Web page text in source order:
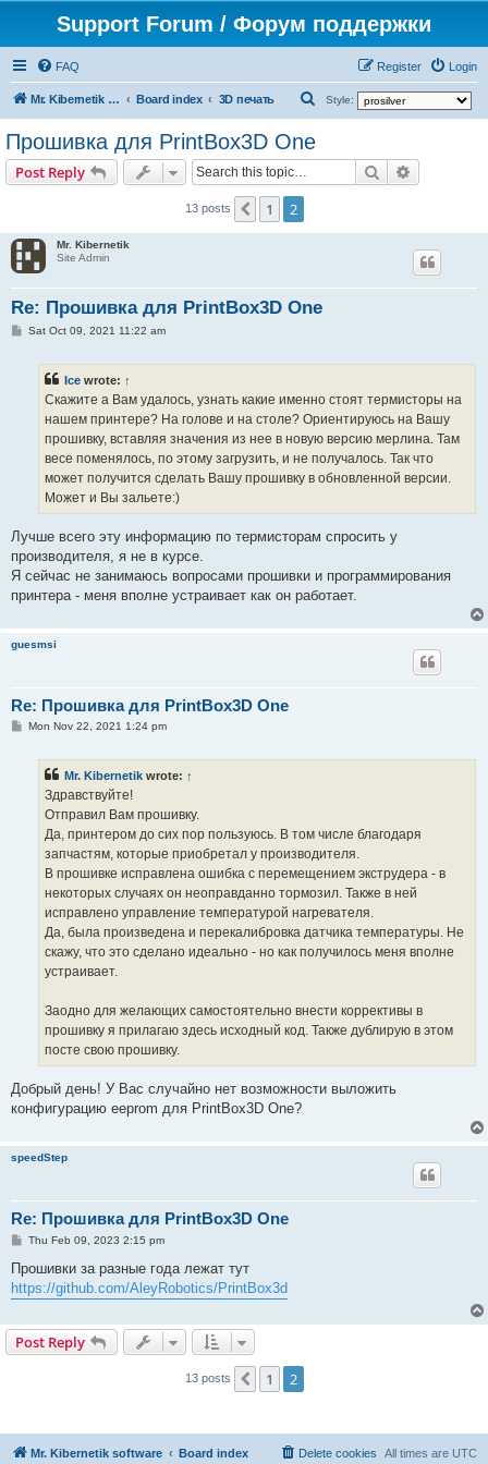
Support Forum / Форум поддержки
FAQ Login
Register
Mr. Kibernetik software Board index 3D печать Style:
Прошивка для PrintBox3D One
Post Reply Search
13 posts Previous
1 2
Mr. Kibernetik
Site Admin
Re: Прошивка для PrintBox3D One
PSat Oct 09, 2021 11:22 am
Ice wrote: ↑
Скажите а Вам удалось, узнать какие именно стоят термисторы на
нашем принтере? На голове и на столе? Ориентируюсь на Вашу
прошивку, вставляя значения из нее в новую версию мерлина. Там
весе поменялось, по этому загрузить, и не получалось. Так что
может получится сделать Вашу прошивку в обновленной версии.
Может и Вы зальете:)
Лучше всего эту информацию по термисторам спросить у
производителя, я не в курсе.
Я сейчас не занимаюсь вопросами прошивки и программирования
принтера - меня вполне устраивает как он работает.
guesmsi
Re: Прошивка для PrintBox3D One
PMon Nov 22, 2021 1:24 pm
Mr. Kibernetik wrote: ↑
Здравствуйте!
Отправил Вам прошивку.
Да, принтером до сих пор пользуюсь. В том числе благодаря
запчастям, которые приобретал у производителя.
В прошивке исправлена ошибка с перемещением экструдера - в
некоторых случаях он неоправданно тормозил. Также в ней
исправлено управление температурой нагревателя.
Да, была произведена и перекалибровка датчика температуры. Не
скажу, что это сделано идеально - но как получилось меня вполне
устраивает.
Заодно для желающих самостоятельно внести коррективы в
прошивку я прилагаю здесь исходный код. Также дублирую в этом
посте свою прошивку.
Добрый день! У Вас случайно нет возможности выложить
конфигурацию eeprom для PrintBox3D One?
speedStep
Re: Прошивка для PrintBox3D One
P
s
Thu Feb 09, 2023 2:15 pm
Прошивки за разные года лежат тут
https://github.com/AleyRobotics/PrintBox3d
Post Reply
13 posts Previous
1 2
Mr. Kibernetik software Board index All times are UTC
Delete cookies